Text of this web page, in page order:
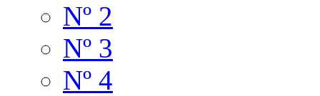
Nº 2
Nº 3
Nº 4